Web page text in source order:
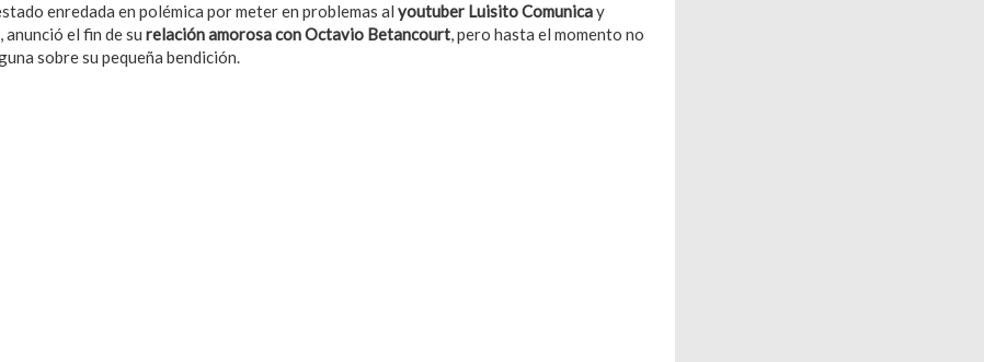
enredada en polémica por meter en problemas al youtuber Luisito Comunicay
el fin de su relación amorosa con Octavio Betancourt, pero hasta el momento no
sobre su pequeña bendición.